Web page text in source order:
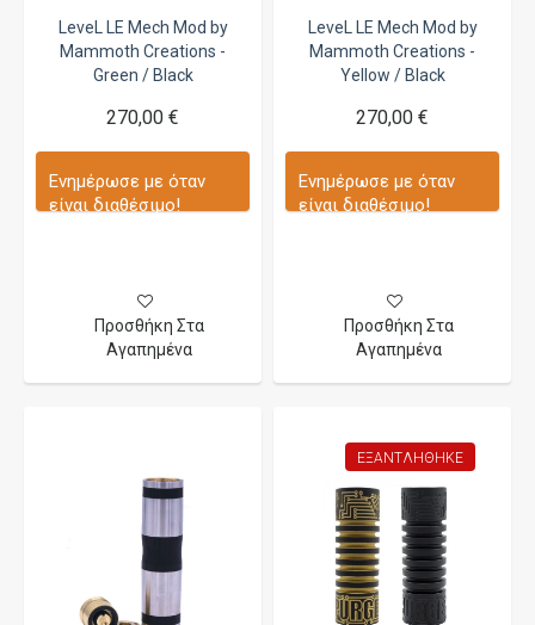
LeveL LE Mech Mod by
Mammoth Creations -
Green / Black
270,00 €
Ενημέρωσε με όταν
είναι διαθέσιμο!
Προσθήκη Στα
Αγαπημένα
LeveL LE Mech Mod by
Mammoth Creations -
Yellow / Black
270,00 €
Ενημέρωσε με όταν
είναι διαθέσιμο!
Προσθήκη Στα
Αγαπημένα
ΕΞΑΝΤΛΉΘΗΚΕ